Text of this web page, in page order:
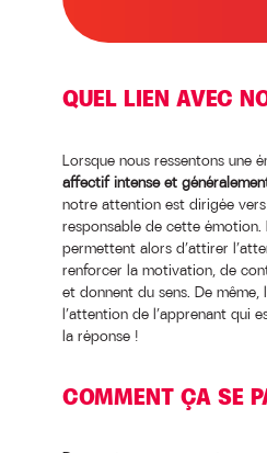
QUEL LIEN AVEC
Lorsque nous ressentons une
affectif intense et
notre attention est dirigée
responsable de cette émotion.
permettent alors d’attirer
renforcer la motivation, de
et donnent du sens. De même,
l’attention de l’apprenant qui
la réponse !
COMMENT ÇA SE